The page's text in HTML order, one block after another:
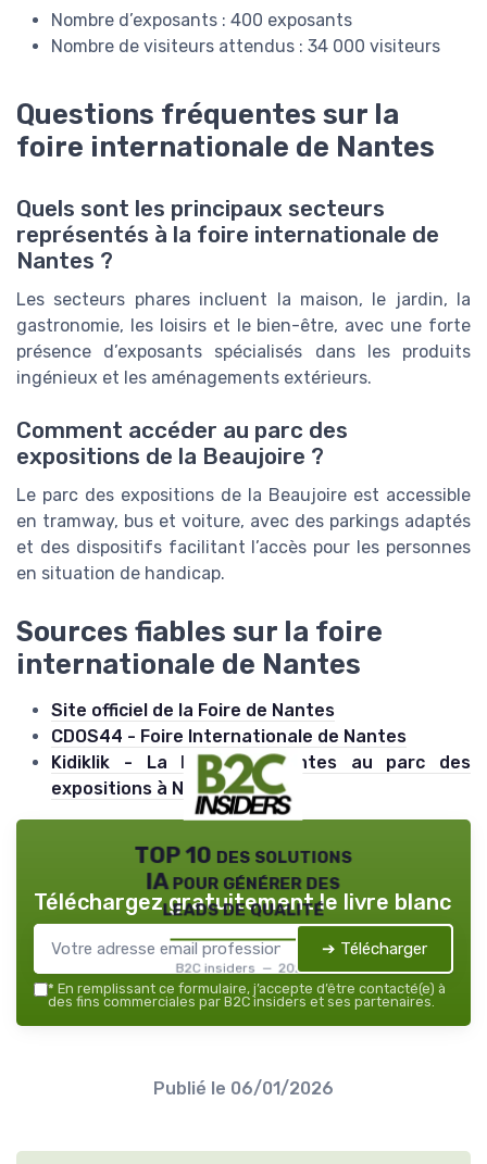
Nombre d’exposants : 400 exposants
Nombre de visiteurs attendus : 34 000 visiteurs
Questions fréquentes sur la
foire internationale de Nantes
Quels sont les principaux secteurs
représentés à la foire internationale de
Nantes ?
Les secteurs phares incluent la maison, le jardin, la
gastronomie, les loisirs et le bien-être, avec une forte
présence d’exposants spécialisés dans les produits
ingénieux et les aménagements extérieurs.
Comment accéder au parc des
expositions de la Beaujoire ?
Le parc des expositions de la Beaujoire est accessible
en tramway, bus et voiture, avec des parkings adaptés
et des dispositifs facilitant l’accès pour les personnes
en situation de handicap.
Sources fiables sur la foire
internationale de Nantes
Site officiel de la Foire de Nantes
CDOS44 - Foire Internationale de Nantes
Kidiklik - La Foire de Nantes au parc des
expositions à Nantes
TOP 10 des solutions
IA pour générer des
leads de qualité
B2C insiders — 2026
Téléchargez gratuitement le livre blanc
➔ Télécharger
* En remplissant ce formulaire, j’accepte d’être contacté(e) à
des fins commerciales par B2C insiders et ses partenaires.
Publié le 06/01/2026